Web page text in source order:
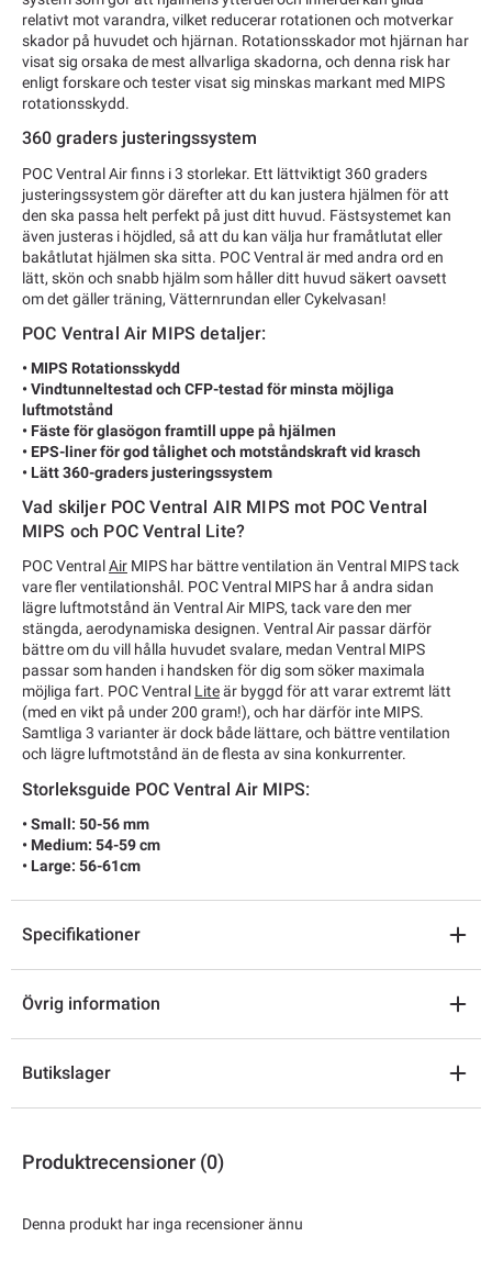
relativt mot varandra, vilket reducerar rotationen och motverkar
skador på huvudet och hjärnan. Rotationsskador mot hjärnan har
visat sig orsaka de mest allvarliga skadorna, och denna risk har
enligt forskare och tester visat sig minskas markant med MIPS
rotationsskydd.
360 graders justeringssystem
POC Ventral Air finns i 3 storlekar. Ett lättviktigt 360 graders
justeringssystem gör därefter att du kan justera hjälmen för att
den ska passa helt perfekt på just ditt huvud. Fästsystemet kan
även justeras i höjdled, så att du kan välja hur framåtlutat eller
bakåtlutat hjälmen ska sitta. POC Ventral är med andra ord en
lätt, skön och snabb hjälm som håller ditt huvud säkert oavsett
om det gäller träning, Vätternrundan eller Cykelvasan!
POC Ventral Air MIPS detaljer:
• MIPS Rotationsskydd
• Vindtunneltestad och CFP-testad för minsta möjliga
luftmotstånd
• Fäste för glasögon framtill uppe på hjälmen
• EPS-liner för god tålighet och motståndskraft vid krasch
• Lätt 360-graders justeringssystem
Vad skiljer POC Ventral AIR MIPS mot POC Ventral
MIPS och POC Ventral Lite?
POC VentralAir MIPS har bättre ventilation än Ventral MIPS tack
vare fler ventilationshål. POC Ventral MIPS har å andra sidan
lägre luftmotstånd än Ventral Air MIPS, tack vare den mer
stängda, aerodynamiska designen. Ventral Air passar därför
bättre om du vill hålla huvudet svalare, medan Ventral MIPS
passar som handen i handsken för dig som söker maximala
möjliga fart. POC Ventral Liteär byggd för att varar extremt lätt
(med en vikt på under 200 gram!), och har därför inte MIPS.
Samtliga 3 varianter är dock både lättare, och bättre ventilation
och lägre luftmotstånd än de flesta av sina konkurrenter.
Storleksguide POC Ventral Air MIPS:
• Small: 50-56 mm
• Medium: 54-59 cm
• Large: 56-61cm
Specifikationer
Övrig information
Butikslager
Produktrecensioner (0)
Denna produkt har inga recensioner ännu